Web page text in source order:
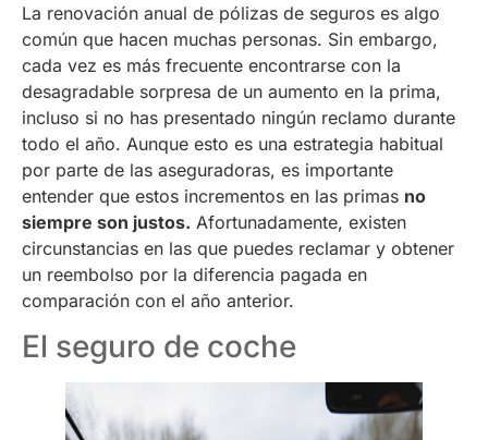
La renovación anual de pólizas de seguros es algo
común que hacen muchas personas. Sin embargo,
cada vez es más frecuente encontrarse con la
desagradable sorpresa de un aumento en la prima,
incluso si no has presentado ningún reclamo durante
todo el año. Aunque esto es una estrategia habitual
por parte de las aseguradoras, es importante
entender que estos incrementos en las primas no
siempre son justos. Afortunadamente, existen
circunstancias en las que puedes reclamar y obtener
un reembolso por la diferencia pagada en
comparación con el año anterior.
El seguro de coche